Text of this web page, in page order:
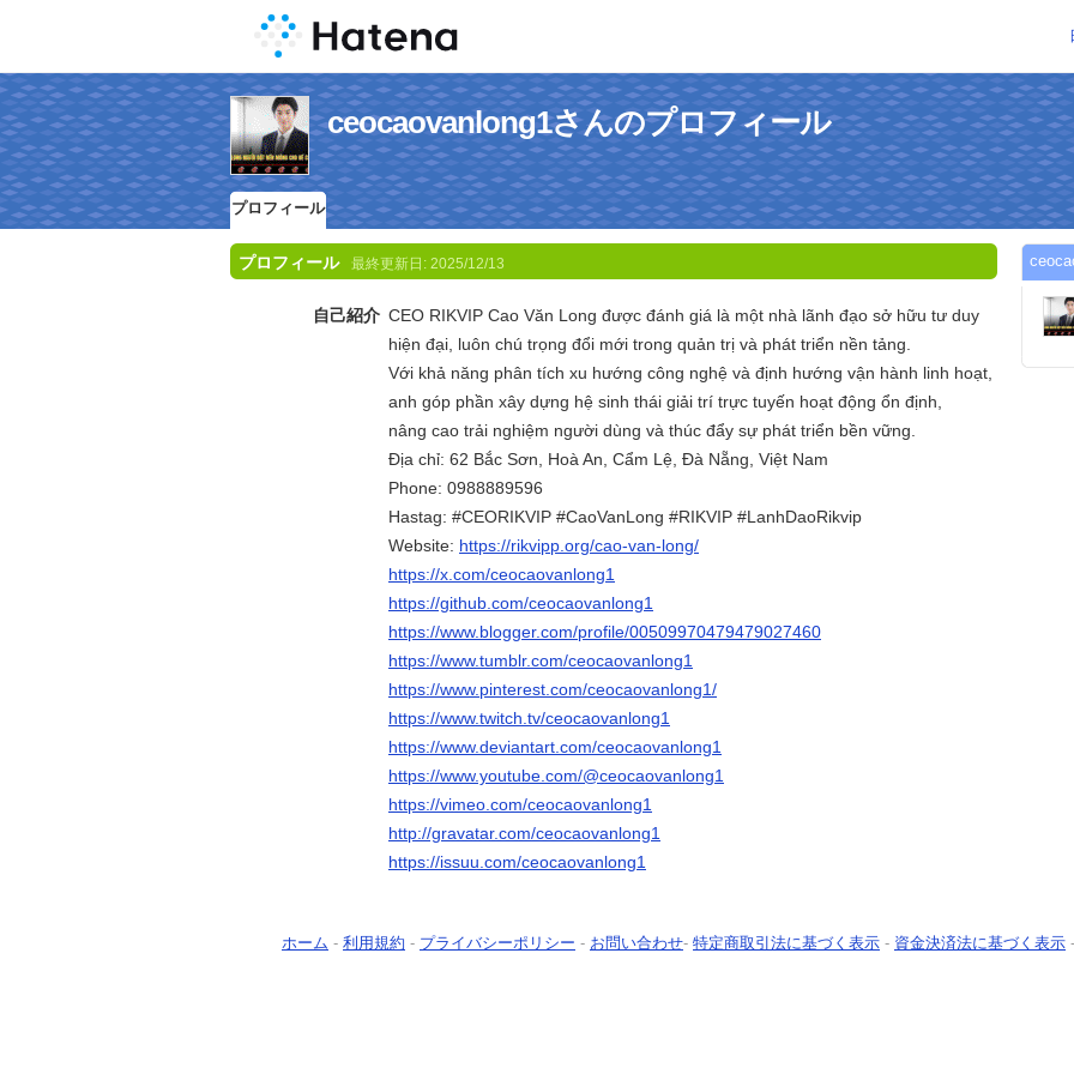
ceocaovanlong1さんのプロフィール
プロフィール
プロフィール 最終更新日: 2025/12/13
自己紹介 CEO RIKVIP Cao Văn Long được đánh giá là một nhà lãnh đạo sở hữu tư duy
hiện đại, luôn chú trọng đổi mới trong quản trị và phát triển nền tảng.
Với khả năng phân tích xu hướng công nghệ và định hướng vận hành linh hoạt,
anh góp phần xây dựng hệ sinh thái giải trí trực tuyến hoạt động ổn định,
nâng cao trải nghiệm người dùng và thúc đẩy sự phát triển bền vững.
Địa chỉ: 62 Bắc Sơn, Hoà An, Cẩm Lệ, Đà Nẵng, Việt Nam
Phone: 0988889596
Hastag: #CEORIKVIP #CaoVanLong #RIKVIP #LanhDaoRikvip
Website: https://rikvipp.org/cao-van-long/
https://x.com/ceocaovanlong1
https://github.com/ceocaovanlong1
https://www.blogger.com/profile/00509970479479027460
https://www.tumblr.com/ceocaovanlong1
https://www.pinterest.com/ceocaovanlong1/
https://www.twitch.tv/ceocaovanlong1
https://www.deviantart.com/ceocaovanlong1
https://www.youtube.com/@ceocaovanlong1
https://vimeo.com/ceocaovanlong1
http://gravatar.com/ceocaovanlong1
https://issuu.com/ceocaovanlong1
ホーム - 利用規約 - プライバシーポリシー - お問い合わせ- 特定商取引法に基づく表示 - 資金決済法に基づく表示 -